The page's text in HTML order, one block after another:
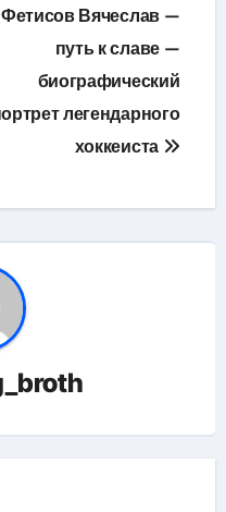
Фетисов Вячеслав —
путь к славе —
биографический
легендарного
хоккеиста